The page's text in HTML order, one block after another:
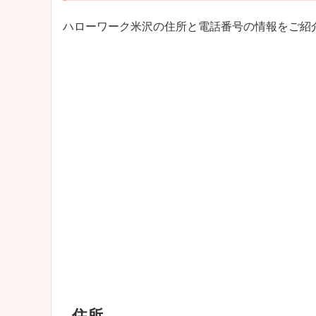
ハローワーク米沢の住所と電話番号の情報をご紹